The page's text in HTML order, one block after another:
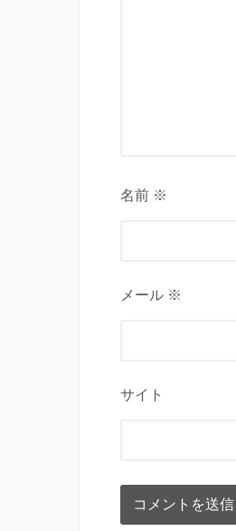
名前 ※
メール ※
サイト